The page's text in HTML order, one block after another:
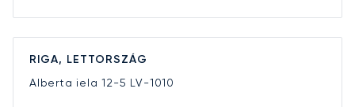
RIGA, LETTORSZÁG
Alberta iela 12-5 LV-1010